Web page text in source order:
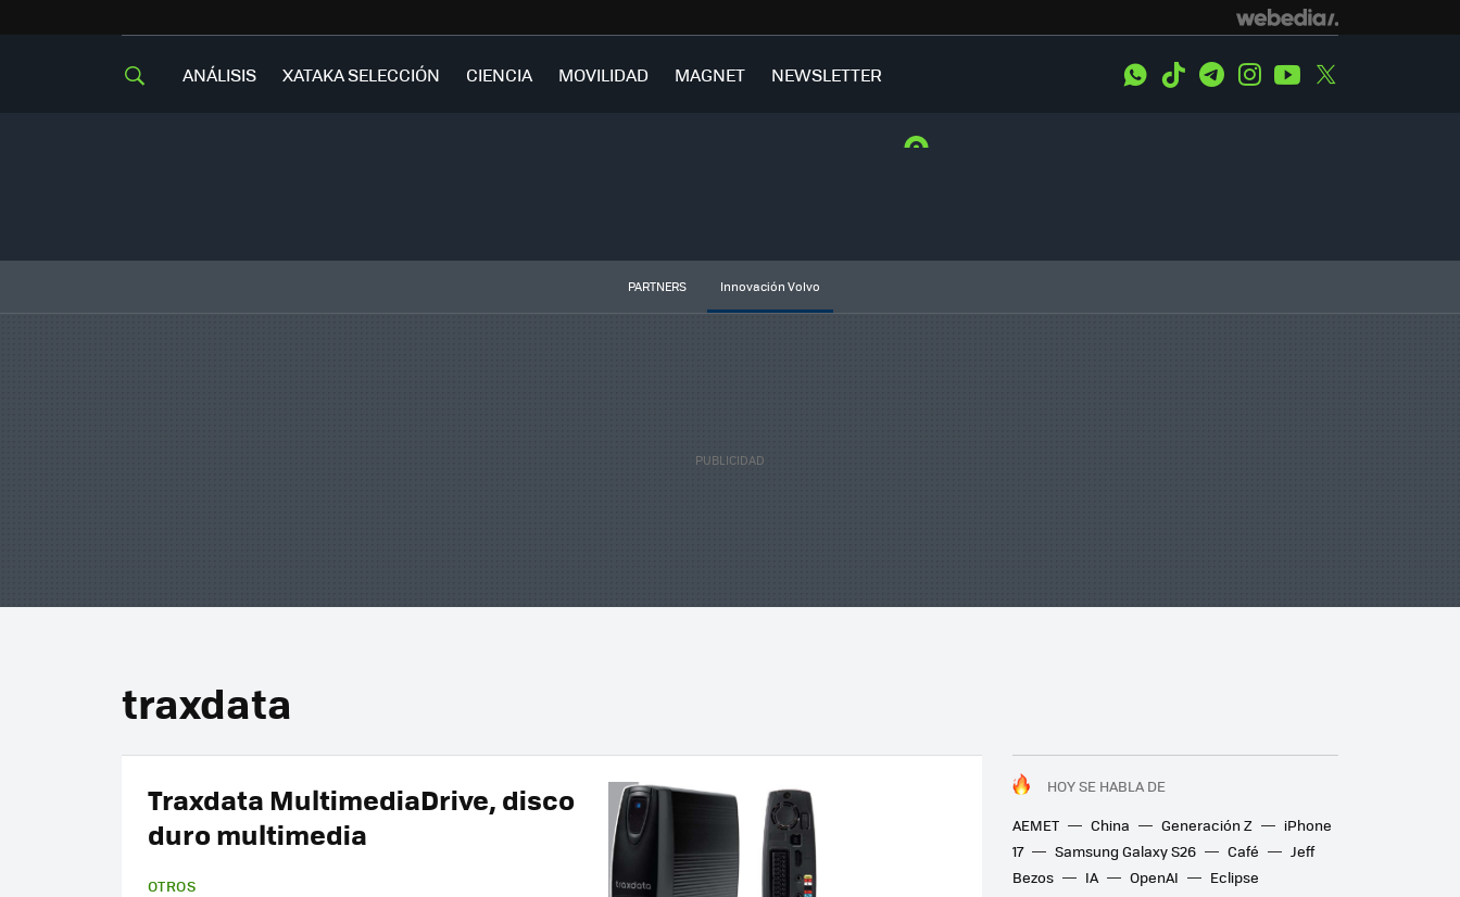
ANÁLISIS XATAKA SELECCIÓN CIENCIA MOVILIDAD MAGNET NEWSLETTER WhatsApp
Tiktok TelegramInstagramYoutube
PARTNERS Innovación Volvo
traxdata
HOY SE HABLA DE
AEMET
China Generación Z
iPhone
17
Samsung Galaxy S26 Café
Jeff
Bezos
IA OpenAI Eclipse
Traxdata MultimediaDrive, disco
duro multimedia
OTROS